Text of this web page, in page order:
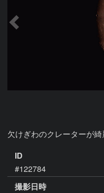
ID
#122784
撮影日時